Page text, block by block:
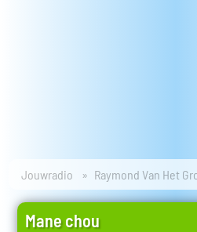
Jouwradio Raymond Van Het
Mane chou